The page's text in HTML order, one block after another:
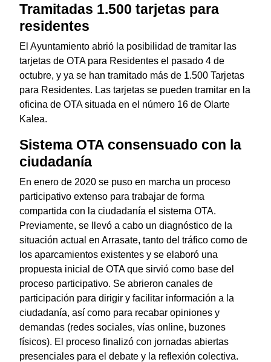
Tramitadas 1.500 tarjetas para
residentes
El Ayuntamiento abrió la posibilidad de tramitar las
tarjetas de OTA para Residentes el pasado 4 de
octubre, y ya se han tramitado más de 1.500 Tarjetas
para Residentes. Las tarjetas se pueden tramitar en la
oficina de OTA situada en el número 16 de Olarte
Kalea.
Sistema OTA consensuado con la
ciudadanía
En enero de 2020 se puso en marcha un proceso
participativo extenso para trabajar de forma
compartida con la ciudadanía el sistema OTA.
Previamente, se llevó a cabo un diagnóstico de la
situación actual en Arrasate, tanto del tráfico como de
los aparcamientos existentes y se elaboró una
propuesta inicial de OTA que sirvió como base del
proceso participativo. Se abrieron canales de
participación para dirigir y facilitar información a la
ciudadanía, así como para recabar opiniones y
demandas (redes sociales, vías online, buzones
físicos). El proceso finalizó con jornadas abiertas
presenciales para el debate y la reflexión colectiva.